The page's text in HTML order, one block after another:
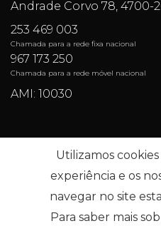
Andrade Corvo 78, 4700-
253 469 003
Chamada para a rede fixa nacional
967 173 250
Chamada para a rede móvel nacional
AMI: 10030
Pesquisas mais
Utilizamos
experiência e os
navegar no site
Para saber mais